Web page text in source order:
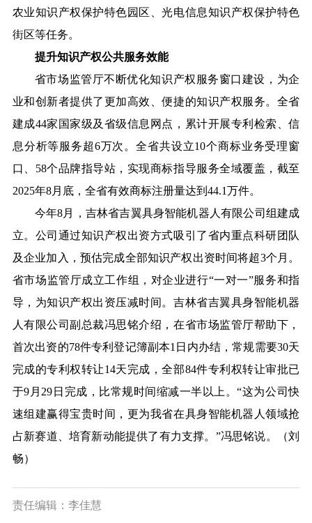
农业知识产权保护特色园区、光电信息知识产权保护特色
街区等任务。
提升知识产权公共服务效能
省市场监管厅不断优化知识产权服务窗口建设，为企
业和创新者提供了更加高效、便捷的知识产权服务。全省
建成44家国家级及省级信息网点，累计开展专利检索、信
息分析等服务超6万次。全省共设立10个商标业务受理窗
口、58个品牌指导站，实现商标指导服务全域覆盖，截至
2025年8月底，全省有效商标注册量达到44.1万件。
今年8月，吉林省吉翼具身智能机器人有限公司组建成
立。公司通过知识产权出资方式吸引了省内重点科研团队
及企业加入，预估完成全部知识产权出资时间将超3个月。
省市场监管厅成立工作组，对企业进行“一对一”服务和指
导，为知识产权出资压减时间。吉林省吉翼具身智能机器
人有限公司副总裁冯思铭介绍，在省市场监管厅帮助下，
首次出资的78件专利登记簿副本1日内办结，常规需要30天
完成的专利权转让14天完成，全部84件专利权转让审批已
于9月29日完成，比常规时间缩减一半以上。“这为公司快
速组建赢得宝贵时间，更为我省在具身智能机器人领域抢
占新赛道、培育新动能提供了有力支撑。”冯思铭说。（刘
畅）
责任编辑：李佳慧